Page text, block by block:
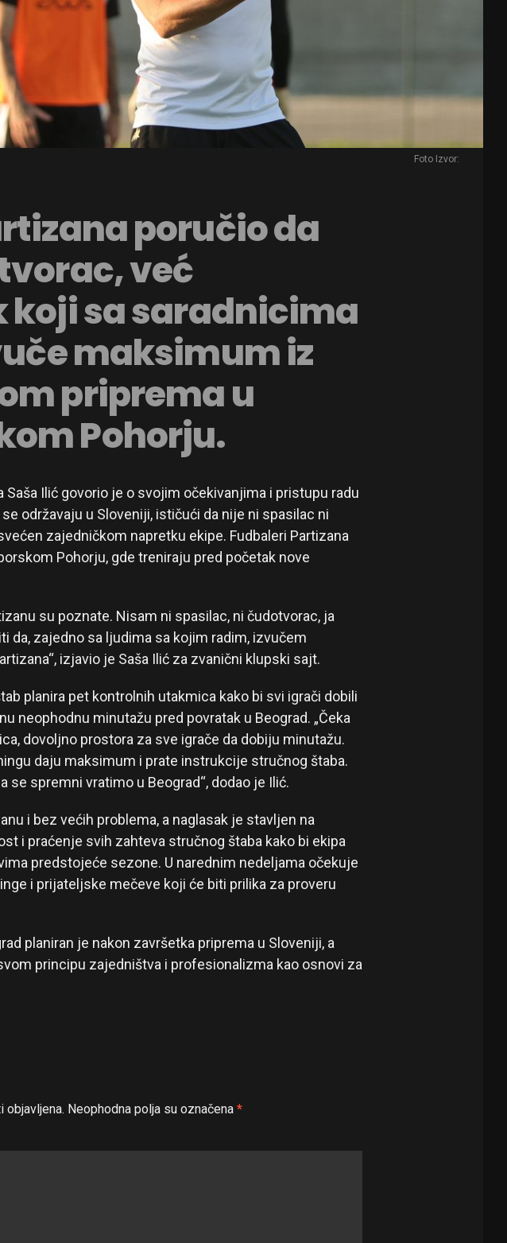
Foto Izvor:
poručio da
već
sa saradnicima
maksimum iz
priprema u
Pohorju.
Saša Ilić govorio je o svojim očekivanjima i pristupu radu
održavaju u Sloveniji, ističući da nije ni spasilac ni
zajedničkom napretku ekipe. Fudbaleri Partizana
Pohorju, gde treniraju pred početak nove
su poznate. Nisam ni spasilac, ni čudotvorac, ja
da, zajedno sa ljudima sa kojim radim, izvučem
izjavio je Saša Ilić za zvanični klupski sajt.
planira pet kontrolnih utakmica kako bi svi igrači dobili
neophodnu minutažu pred povratak u Beograd. „Čeka
dovoljno prostora za sve igrače da dobiju minutažu.
daju maksimum i prate instrukcije stručnog štaba.
se spremni vratimo u Beograd“, dodao je Ilić.
i bez većih problema, a naglasak je stavljen na
i praćenje svih zahteva stručnog štaba kako bi ekipa
predstojeće sezone. U narednim nedeljama očekuje
i prijateljske mečeve koji će biti prilika za proveru
planiran je nakon završetka priprema u Sloveniji, a
principu zajedništva i profesionalizma kao osnovi za
objavljena. Neophodna polja su označena *